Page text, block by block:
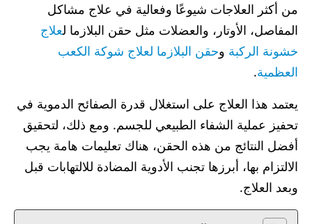
من أكثر العلاجات شيوعًا وفعالية في علاج مشاكل
المفاصل، الأوتار، والعضلات مثل حقن البلازما لعلاج
خشونة الركبة وحقن البلازما لعلاج شوكة الكعب
العظمية.
يعتمد هذا العلاج على استغلال قدرة الصفائح الدموية في
تحفيز عملية الشفاء الطبيعي للجسم. ومع ذلك، لتحقيق
أفضل النتائج من هذه الحقن، هناك تعليمات هامة يجب
الالتزام بها، أبرزها تجنب الأدوية المضادة للالتهابات قبل
وبعد العلاج.